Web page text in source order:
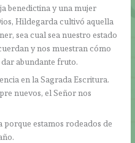
benedictina y una mujer
Hildegarda cultivó aquella
sea cual sea nuestro estado
y nos muestran cómo
abundante fruto.
en la Sagrada Escritura.
nuevos, el Señor nos
porque estamos rodeados de